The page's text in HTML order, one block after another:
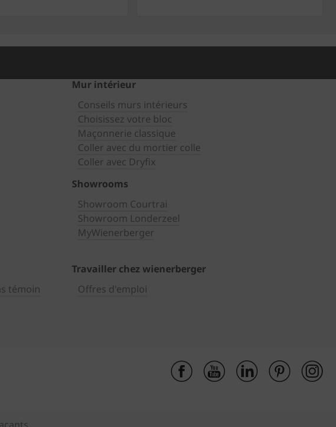
Mur intérieur
Conseils murs intérieurs
Choisissez votre bloc
Maçonnerie classique
Coller avec du mortier colle
Coller avec Dryfix
Showrooms
Showroom Courtrai
Showroom Londerzeel
MyWienerberger
témoin
Travailler chez wienerberger
Offres d'emploi